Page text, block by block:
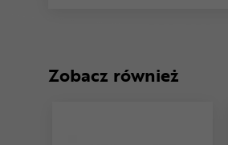
Zobacz również